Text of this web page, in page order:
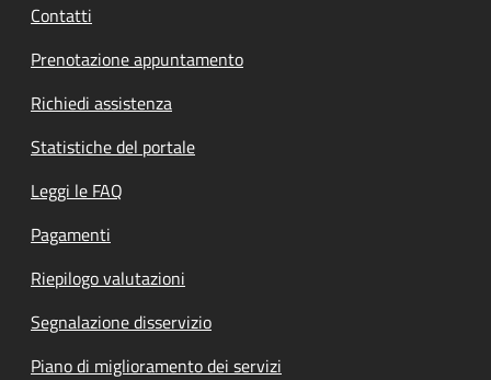
Contatti
Prenotazione appuntamento
Richiedi assistenza
Statistiche del portale
Leggi le FAQ
Pagamenti
Riepilogo valutazioni
Segnalazione disservizio
Piano di miglioramento dei servizi